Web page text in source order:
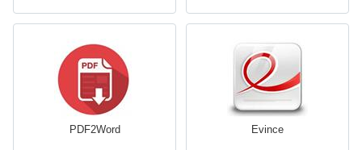
Evince
PDF2Word